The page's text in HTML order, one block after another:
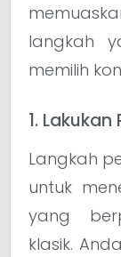
langkah
memilih
1.
Langkah
untuk
yang
klasik.